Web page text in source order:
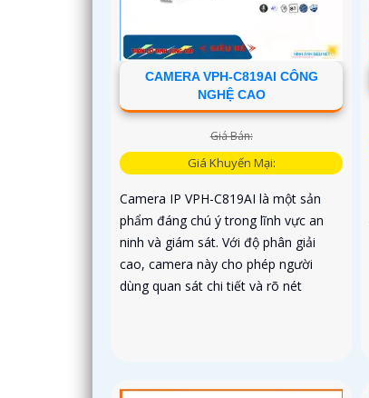
CAMERA VPH-C819AI CÔNG
NGHỆ CAO
Giá Bán:
Giá Khuyến Mại:
Camera IP VPH-C819AI là một sản
phẩm đáng chú ý trong lĩnh vực an
ninh và giám sát. Với độ phân giải
cao, camera này cho phép người
dùng quan sát chi tiết và rõ nét